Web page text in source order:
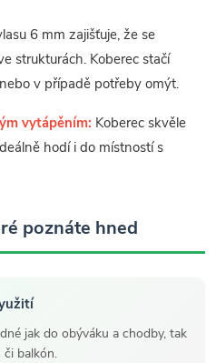
6 mm zajišťuje, že se
strukturách. Koberec stačí
v případě potřeby omýt.
vytápěním: Koberec skvěle
hodí i do místností s
poznáte hned
jak do obýváku a chodby, tak
či balkón.